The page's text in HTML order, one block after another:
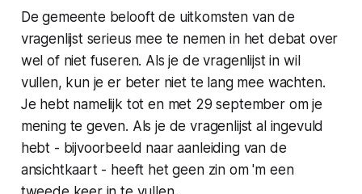
De gemeente belooft de uitkomsten van de
vragenlijst serieus mee te nemen in het debat over
wel of niet fuseren. Als je de vragenlijst in wil
vullen, kun je er beter niet te lang mee wachten.
Je hebt namelijk tot en met 29 september om je
mening te geven. Als je de vragenlijst al ingevuld
hebt - bijvoorbeeld naar aanleiding van de
ansichtkaart - heeft het geen zin om 'm een